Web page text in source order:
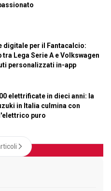
digitale per il Fantacalcio:
tra Lega Serie A e Volkswagen
personalizzati in-app
elettrificate in dieci anni: la
in Italia culmina con
puro